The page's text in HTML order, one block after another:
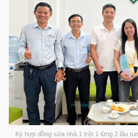
Ký hợp đồng sửa nhà 1 trệt 1 lửng 2 lầu